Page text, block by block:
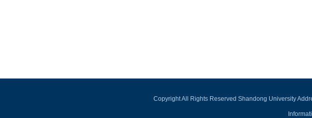
Copyright All Rights Reserved Shandong University